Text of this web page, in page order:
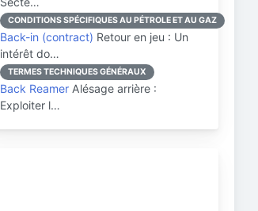
CONDITIONS SPÉCIFIQUES AU PÉTROLE ET AU GAZ
Back-in (contract) Retour en jeu : Un
intérêt do…
TERMES TECHNIQUES GÉNÉRAUX
Back Reamer Alésage arrière :
Exploiter l…